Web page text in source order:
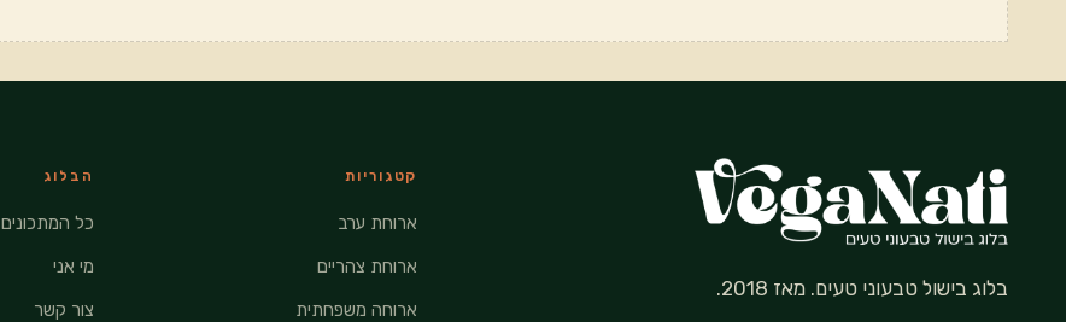
בלוג בישול טבעוני טעים. מאז 2018.
קטגוריות
ארוחת ערב
ארוחת צהריים
ארוחה משפחתית
הבלוג
כל המתכונים
מי אני
צור קשר